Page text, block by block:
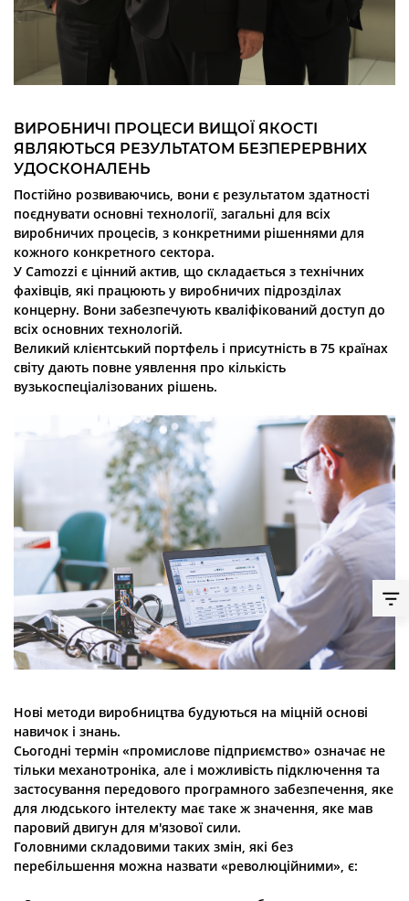
ВИРОБНИЧІ ПРОЦЕСИ ВИЩОЇ ЯКОСТІ
ЯВЛЯЮТЬСЯ РЕЗУЛЬТАТОМ БЕЗПЕРЕРВНИХ
УДОСКОНАЛЕНЬ
Постійно розвиваючись, вони є результатом здатності
поєднувати основні технології, загальні для всіх
виробничих процесів, з конкретними рішеннями для
кожного конкретного сектора.
У Camozzi є цінний актив, що складається з технічних
фахівців, які працюють у виробничих підрозділах
концерну. Вони забезпечують кваліфікований доступ до
всіх основних технологій.
Великий клієнтський портфель і присутність в 75 країнах
світу дають повне уявлення про кількість
вузькоспеціалізованих рішень.
Нові методи виробництва будуються на міцній основі
навичок і знань.
Сьогодні термін «промислове підприємство» означає не
тільки механотроніка, але і можливість підключення та
застосування передового програмного забезпечення, яке
для людського інтелекту має таке ж значення, яке мав
паровий двигун для м'язової сили.
Головними складовими таких змін, які без
перебільшення можна назвати «революційними», є: